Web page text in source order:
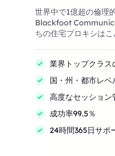
世界中で1億超の倫理
Blackfoot
ちの住宅プロキシはこ
業界トップクラス
国・州・都市レ
高度なセッション
成功率99.5％
24時間365日サポ